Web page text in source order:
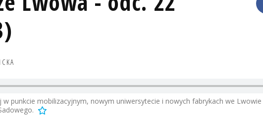
w punkcie mobilizacyjnym, nowym uniwersytecie i nowych fabrykach we